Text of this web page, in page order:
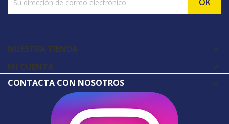
NUESTRA TIENDA 
MI CUENTA 
CONTACTA CON NOSOTROS